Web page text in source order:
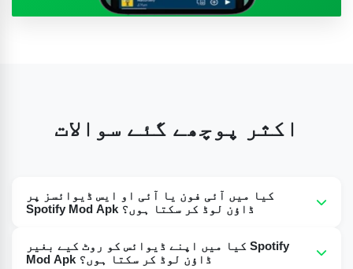
اکثر پوچھے گئے سوالات
کیا میں آئی فون یا آئی او ایس ڈیوائسز پر
Spotify Mod Apk ڈاؤن لوڈ کر سکتا ہوں؟
لوڈ نہیں کر سکتے۔ اسے صرف اینڈرائیڈ ڈیوائسز پر ڈاؤن
کیا میں اپنے ڈیوائس کو روٹ کیے بغیر Spotify
Mod Apk ڈاؤن لوڈ کر سکتا ہوں؟